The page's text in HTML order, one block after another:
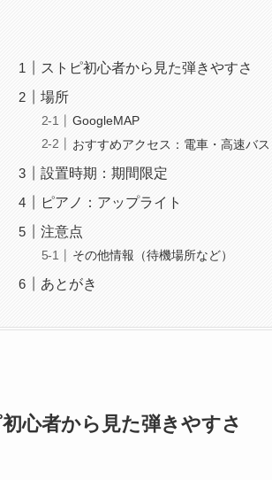
ストピ初心者から見た弾きやすさ
場所
GoogleMAP
おすすめアクセス：電車・高速バ
設置時期：期間限定
ピアノ：アップライト
注意点
その他情報（待機場所など）
あとがき
心者から見た弾きやすさ